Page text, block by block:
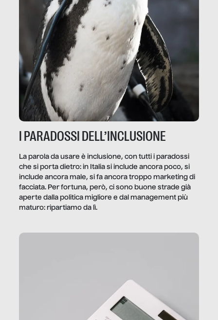
I PARADOSSI DELL’INCLUSIONE
La parola da usare è inclusione, con tutti i paradossi
che si porta dietro: in Italia si include ancora poco, si
include ancora male, si fa ancora troppo marketing di
facciata. Per fortuna, però, ci sono buone strade già
aperte dalla politica migliore e dal management più
maturo: ripartiamo da lì.